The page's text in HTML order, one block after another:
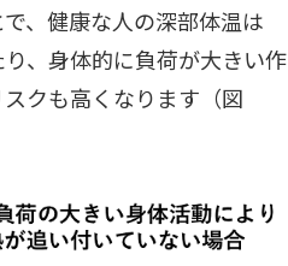
、健康な人の深部体温は
、身体的に負荷が大きい作
クも高くなります（図